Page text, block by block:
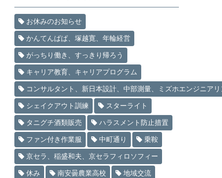
お休みのお知らせ
かんてんぱぱ、塚越寛、年輪経営
がっちり働き、すっきり帰ろう
キャリア教育、キャリアプログラム
コンサルタント、新日本設計、中部測量、ミズホエンジニアリ
シェイクアウト訓練 スターライト
タニグチ酒類販売 ハラスメント防止措置
ファン付き作業服 中町通り 乗鞍
京セラ、稲盛和夫、京セラフィロソフィー
休み 南安曇農業高校 地域交流